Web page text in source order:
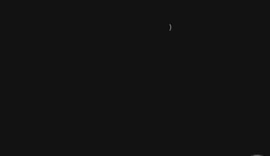
강원특별자치도 춘천시 외솔길 17(석사동)